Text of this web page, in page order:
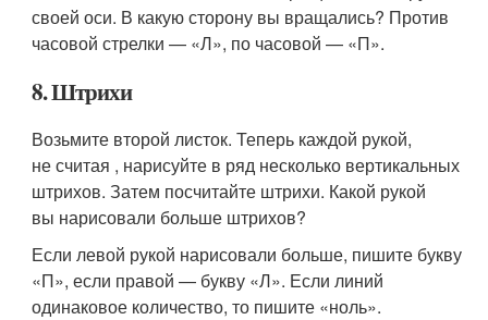
своей оси. В какую сторону вы вращались? Против
часовой стрелки — «Л», по часовой — «П».
8. Штрихи
Возьмите второй листок. Теперь каждой рукой,
не считая , нарисуйте в ряд несколько вертикальных
штрихов. Затем посчитайте штрихи. Какой рукой
вы нарисовали больше штрихов?
Если левой рукой нарисовали больше, пишите букву
«П», если правой — букву «Л». Если линий
одинаковое количество, то пишите «ноль».